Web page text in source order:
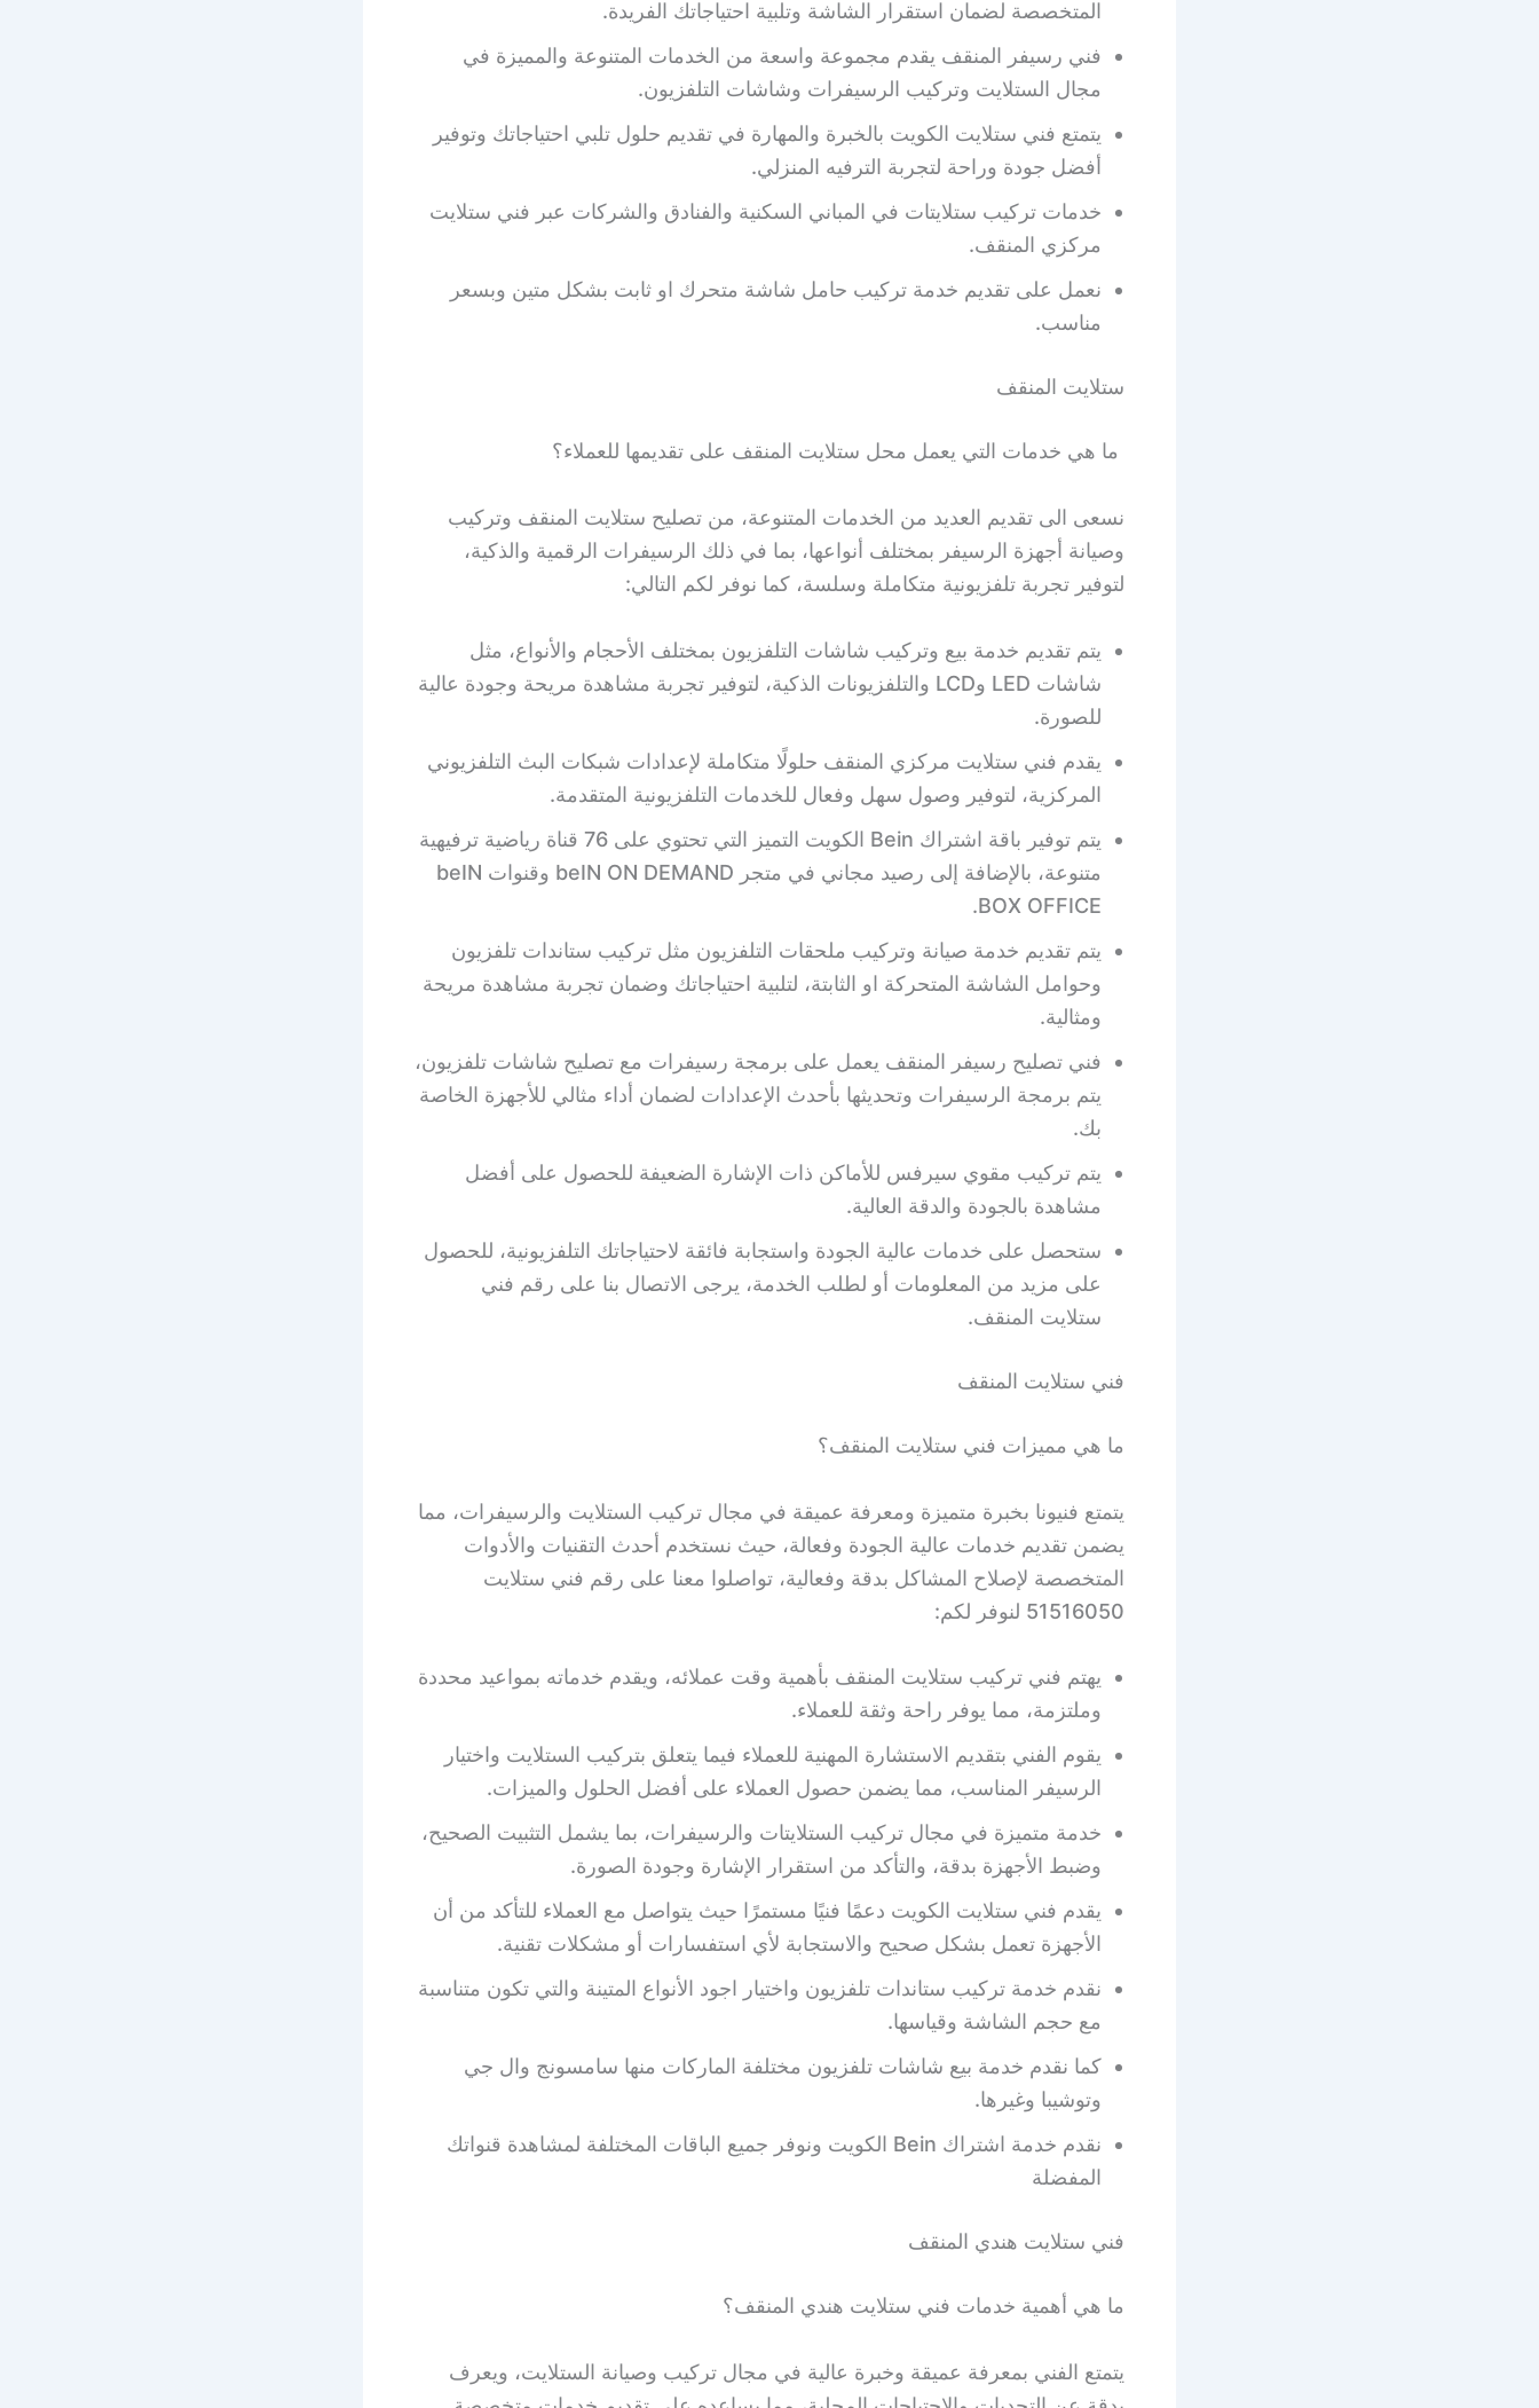
المتخصصة لضمان استقرار الشاشة وتلبية احتياجاتك الفريدة.
فني رسيفر المنقف يقدم مجموعة واسعة من الخدمات المتنوعة والمميزة في
مجال الستلايت وتركيب الرسيفرات وشاشات التلفزيون.
يتمتع فني ستلايت الكويت بالخبرة والمهارة في تقديم حلول تلبي احتياجاتك وتوفير
أفضل جودة وراحة لتجربة الترفيه المنزلي.
خدمات تركيب ستلايتات في المباني السكنية والفنادق والشركات عبر فني ستلايت
مركزي المنقف.
نعمل على تقديم خدمة تركيب حامل شاشة متحرك او ثابت بشكل متين وبسعر
مناسب.
ستلايت المنقف
ما هي خدمات التي يعمل محل ستلايت المنقف على تقديمها للعملاء؟
نسعى الى تقديم العديد من الخدمات المتنوعة، من تصليح ستلايت المنقف وتركيب
وصيانة أجهزة الرسيفر بمختلف أنواعها، بما في ذلك الرسيفرات الرقمية والذكية،
لتوفير تجربة تلفزيونية متكاملة وسلسة، كما نوفر لكم التالي:
يتم تقديم خدمة بيع وتركيب شاشات التلفزيون بمختلف الأحجام والأنواع، مثل
شاشات LED وLCD والتلفزيونات الذكية، لتوفير تجربة مشاهدة مريحة وجودة عالية
للصورة.
يقدم فني ستلايت مركزي المنقف حلولًا متكاملة لإعدادات شبكات البث التلفزيوني
المركزية، لتوفير وصول سهل وفعال للخدمات التلفزيونية المتقدمة.
يتم توفير باقة اشتراك Bein الكويت التميز التي تحتوي على 76 قناة رياضية ترفيهية
متنوعة، بالإضافة إلى رصيد مجاني في متجر beIN ON DEMAND وقنوات beIN
BOX OFFICE.
يتم تقديم خدمة صيانة وتركيب ملحقات التلفزيون مثل تركيب ستاندات تلفزيون
وحوامل الشاشة المتحركة او الثابتة، لتلبية احتياجاتك وضمان تجربة مشاهدة مريحة
ومثالية.
فني تصليح رسيفر المنقف يعمل على برمجة رسيفرات مع تصليح شاشات تلفزيون،
يتم برمجة الرسيفرات وتحديثها بأحدث الإعدادات لضمان أداء مثالي للأجهزة الخاصة
بك.
يتم تركيب مقوي سيرفس للأماكن ذات الإشارة الضعيفة للحصول على أفضل
مشاهدة بالجودة والدقة العالية.
ستحصل على خدمات عالية الجودة واستجابة فائقة لاحتياجاتك التلفزيونية، للحصول
على مزيد من المعلومات أو لطلب الخدمة، يرجى الاتصال بنا على رقم فني
ستلايت المنقف.
فني ستلايت المنقف
ما هي مميزات فني ستلايت المنقف؟
يتمتع فنيونا بخبرة متميزة ومعرفة عميقة في مجال تركيب الستلايت والرسيفرات، مما
يضمن تقديم خدمات عالية الجودة وفعالة، حيث نستخدم أحدث التقنيات والأدوات
المتخصصة لإصلاح المشاكل بدقة وفعالية، تواصلوا معنا على رقم فني ستلايت
51516050 لنوفر لكم:
يهتم فني تركيب ستلايت المنقف بأهمية وقت عملائه، ويقدم خدماته بمواعيد محددة
وملتزمة، مما يوفر راحة وثقة للعملاء.
يقوم الفني بتقديم الاستشارة المهنية للعملاء فيما يتعلق بتركيب الستلايت واختيار
الرسيفر المناسب، مما يضمن حصول العملاء على أفضل الحلول والميزات.
خدمة متميزة في مجال تركيب الستلايتات والرسيفرات، بما يشمل التثبيت الصحيح،
وضبط الأجهزة بدقة، والتأكد من استقرار الإشارة وجودة الصورة.
يقدم فني ستلايت الكويت دعمًا فنيًا مستمرًا حيث يتواصل مع العملاء للتأكد من أن
الأجهزة تعمل بشكل صحيح والاستجابة لأي استفسارات أو مشكلات تقنية.
نقدم خدمة تركيب ستاندات تلفزيون واختيار اجود الأنواع المتينة والتي تكون متناسبة
مع حجم الشاشة وقياسها.
كما نقدم خدمة بيع شاشات تلفزيون مختلفة الماركات منها سامسونج وال جي
وتوشيبا وغيرها.
نقدم خدمة اشتراك Bein الكويت ونوفر جميع الباقات المختلفة لمشاهدة قنواتك
المفضلة
فني ستلايت هندي المنقف
ما هي أهمية خدمات فني ستلايت هندي المنقف؟
يتمتع الفني بمعرفة عميقة وخبرة عالية في مجال تركيب وصيانة الستلايت، ويعرف